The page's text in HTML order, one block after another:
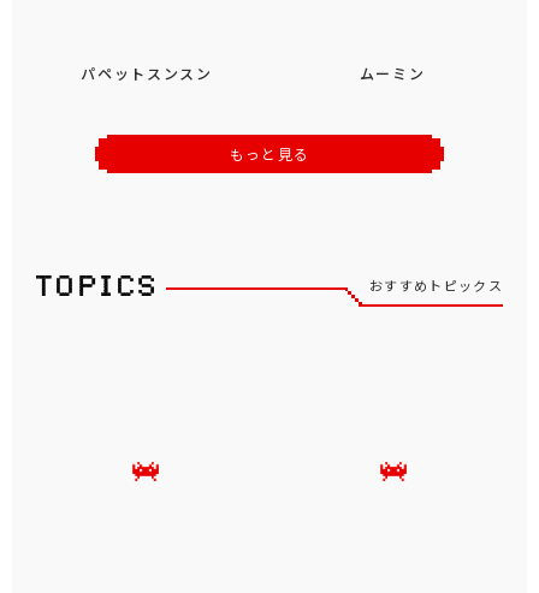
パペットスンスン ムーミン
もっと見る
おすすめトピックス